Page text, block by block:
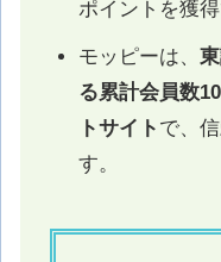
ポイントを獲得
モッピーは、
る累計会員数
トサイト で、
す。